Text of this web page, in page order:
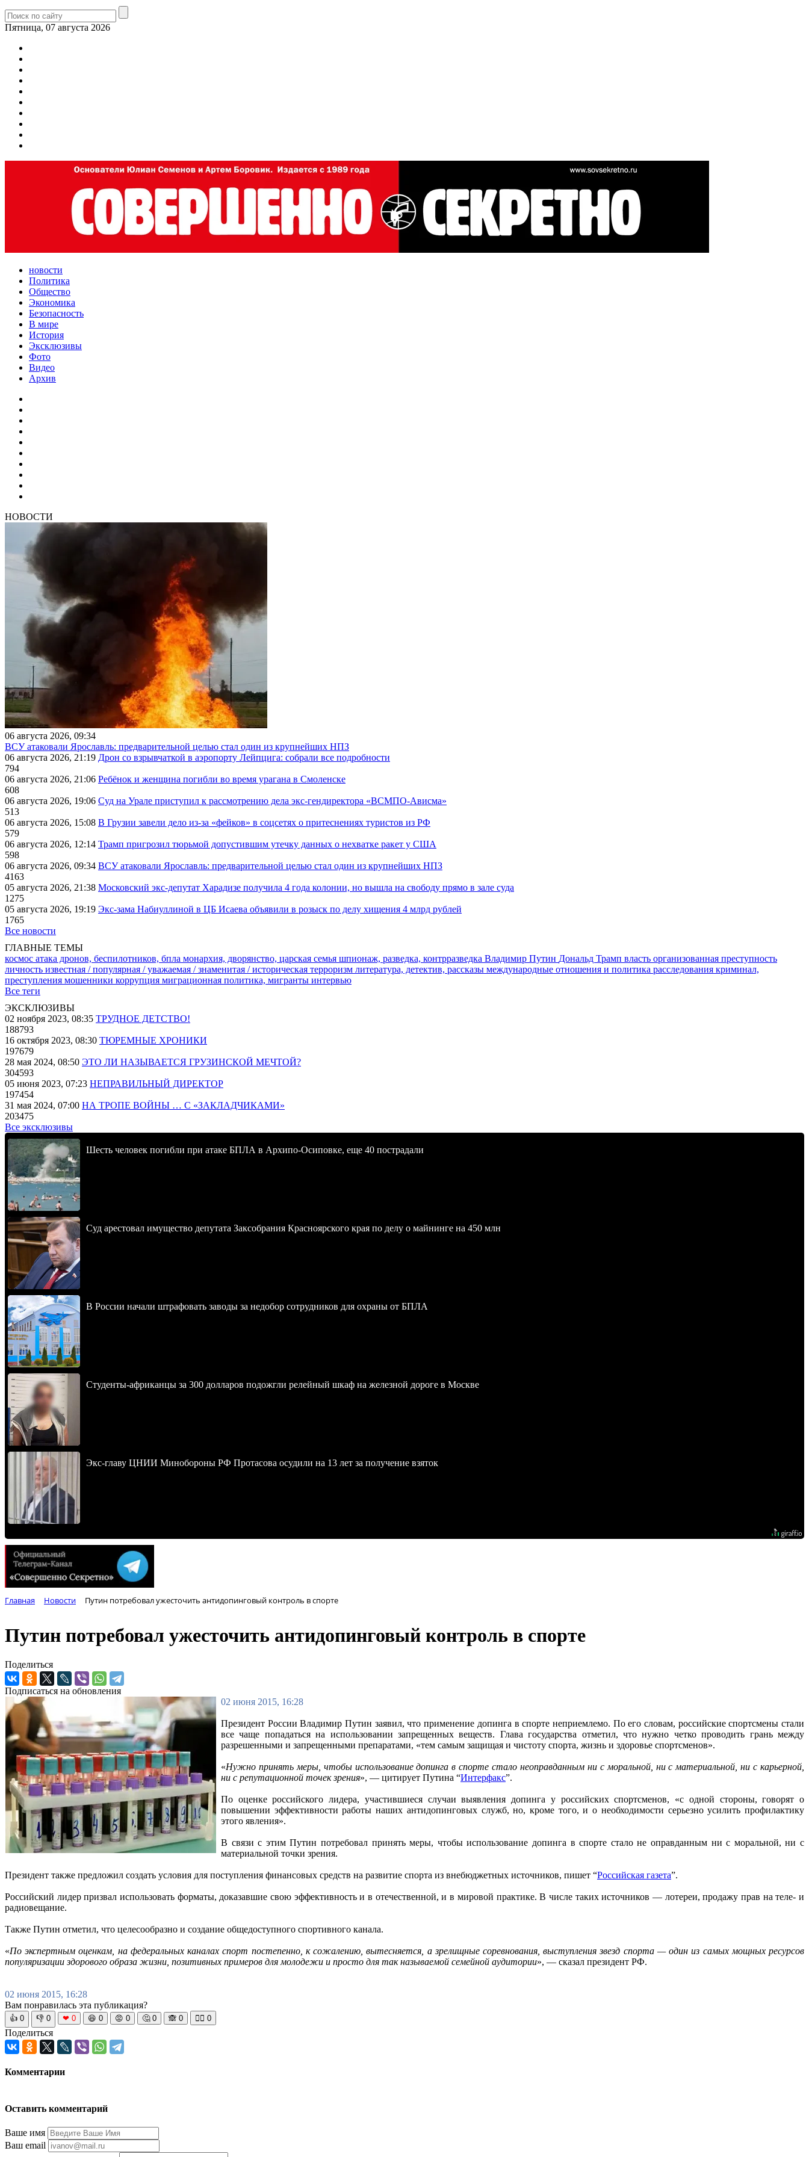
Пятница, 07 августа 2026
новости
Политика
Общество
Экономика
Безопасность
В мире
История
Эксклюзивы
Фото
Видео
Архив
НОВОСТИ
06 августа 2026, 09:34
ВСУ атаковали Ярославль: предварительной целью стал один из крупнейших НПЗ
06 августа 2026, 21:19 Дрон со взрывчаткой в аэропорту Лейпцига: собрали все подробности
794
06 августа 2026, 21:06 Ребёнок и женщина погибли во время урагана в Смоленске
608
06 августа 2026, 19:06 Суд на Урале приступил к рассмотрению дела экс-гендиректора «ВСМПО-Ависма»
513
06 августа 2026, 15:08 В Грузии завели дело из-за «фейков» в соцсетях о притеснениях туристов из РФ
579
06 августа 2026, 12:14 Трамп пригрозил тюрьмой допустившим утечку данных о нехватке ракет у США
598
06 августа 2026, 09:34 ВСУ атаковали Ярославль: предварительной целью стал один из крупнейших НПЗ
4163
05 августа 2026, 21:38 Московский экс-депутат Харадизе получила 4 года колонии, но вышла на свободу прямо в зале суда
1275
05 августа 2026, 19:19 Экс-зама Набиуллиной в ЦБ Исаева объявили в розыск по делу хищения 4 млрд рублей
1765
Все новости
ГЛАВНЫЕ ТЕМЫ
космос атака дронов, беспилотников, бпла монархия, дворянство, царская семья шпионаж, разведка, контрразведка Владимир Путин Дональд Трамп власть организованная преступность
личность известная / популярная / уважаемая / знаменитая / историческая терроризм литература, детектив, рассказы международные отношения и политика расследования криминал,
преступления мошенники коррупция миграционная политика, мигранты интервью
Все теги
ЭКСКЛЮЗИВЫ
02 ноября 2023, 08:35 ТРУДНОЕ ДЕТСТВО!
188793
16 октября 2023, 08:30 ТЮРЕМНЫЕ ХРОНИКИ
197679
28 мая 2024, 08:50 ЭТО ЛИ НАЗЫВАЕТСЯ ГРУЗИНСКОЙ МЕЧТОЙ?
304593
05 июня 2023, 07:23 НЕПРАВИЛЬНЫЙ ДИРЕКТОР
197454
31 мая 2024, 07:00 НА ТРОПЕ ВОЙНЫ … С «ЗАКЛАДЧИКАМИ»
203475
Все эксклюзивы
Шесть человек погибли при атаке БПЛА в Архипо-Осиповке, еще 40 пострадали
Суд арестовал имущество депутата Заксобрания Красноярского края по делу о майнинге на 450 млн
В России начали штрафовать заводы за недобор сотрудников для охраны от БПЛА
Студенты-африканцы за 300 долларов подожгли релейный шкаф на железной дороге в Москве
Экс-главу ЦНИИ Минобороны РФ Протасова осудили на 13 лет за получение взяток
Главная Новости Путин потребовал ужесточить антидопинговый контроль в спорте
Путин потребовал ужесточить антидопинговый контроль в спорте
Поделиться
Подписаться на обновления
02 июня 2015, 16:28
Президент России Владимир Путин заявил, что применение допинга в спорте неприемлемо. По его словам, российские спортсмены стали
все чаще попадаться на использовании запрещенных веществ. Глава государства отметил, что нужно четко проводить грань между
разрешенными и запрещенными препаратами, «тем самым защищая и чистоту спорта, жизнь и здоровье спортсменов».
«Нужно принять меры, чтобы использование допинга в спорте стало неоправданным ни с моральной, ни с материальной, ни с карьерной,
ни с репутационной точек зрения», — цитирует Путина “Интерфакс”.
По оценке российского лидера, участившиеся случаи выявления допинга у российских спортсменов, «с одной стороны, говорят о
повышении эффективности работы наших антидопинговых служб, но, кроме того, и о необходимости серьезно усилить профилактику
этого явления».
В связи с этим Путин потребовал принять меры, чтобы использование допинга в спорте стало не оправданным ни с моральной, ни с
материальной точки зрения.
Президент также предложил создать условия для поступления финансовых средств на развитие спорта из внебюджетных источников, пишет “Российская газета”.
Российский лидер призвал использовать форматы, доказавшие свою эффективность и в отечественной, и в мировой практике. В числе таких источников — лотереи, продажу прав на теле- и
радиовещание.
Также Путин отметил, что целесообразно и создание общедоступного спортивного канала.
«По экспертным оценкам, на федеральных каналах спорт постепенно, к сожалению, вытесняется, а зрелищные соревнования, выступления звезд спорта — один из самых мощных ресурсов
популяризации здорового образа жизни, позитивных примеров для молодежи и просто для так называемой семейной аудитории», — сказал президент РФ.
02 июня 2015, 16:28
Вам понравилась эта публикация?
👍 0 👎 0 ❤ 0 😆 0 😡 0 🤔 0 🙈 0 🧘‍♀️ 0
Поделиться
Комментарии
Оставить комментарий
Ваше имя
Ваш email